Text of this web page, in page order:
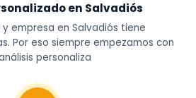
en Salvadiós
empresa en Salvadiós tiene
Por eso siempre empezamos con
personaliza